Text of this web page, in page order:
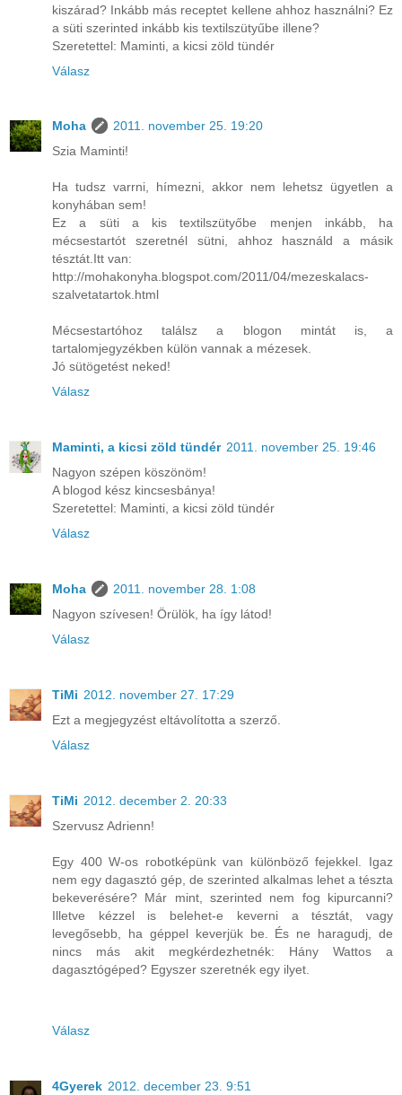
kiszárad? Inkább más receptet kellene ahhoz használni? Ez
a süti szerinted inkább kis textilszütyűbe illene?
Szeretettel: Maminti, a kicsi zöld tündér
Válasz
Moha
2011. november 25. 19:20
Szia Maminti!
Ha tudsz varrni, hímezni, akkor nem lehetsz ügyetlen a
konyhában sem!
Ez a süti a kis textilszütyőbe menjen inkább, ha
mécsestartót szeretnél sütni, ahhoz használd a másik
tésztát.Itt van:
http://mohakonyha.blogspot.com/2011/04/mezeskalacs-
szalvetatartok.html
Mécsestartóhoz találsz a blogon mintát is, a
tartalomjegyzékben külön vannak a mézesek.
Jó sütögetést neked!
Válasz
Maminti, a kicsi zöld tündér 2011. november 25. 19:46
Nagyon szépen köszönöm!
A blogod kész kincsesbánya!
Szeretettel: Maminti, a kicsi zöld tündér
Válasz
Moha
2011. november 28. 1:08
Nagyon szívesen! Örülök, ha így látod!
Válasz
TiMi 2012. november 27. 17:29
Ezt a megjegyzést eltávolította a szerző.
Válasz
TiMi 2012. december 2. 20:33
Szervusz Adrienn!
Egy 400 W-os robotképünk van különböző fejekkel. Igaz
nem egy dagasztó gép, de szerinted alkalmas lehet a tészta
bekeverésére? Már mint, szerinted nem fog kipurcanni?
Illetve kézzel is belehet-e keverni a tésztát, vagy
levegősebb, ha géppel keverjük be. És ne haragudj, de
nincs más akit megkérdezhetnék: Hány Wattos a
dagasztógéped? Egyszer szeretnék egy ilyet.
Válasz
4Gyerek 2012. december 23. 9:51